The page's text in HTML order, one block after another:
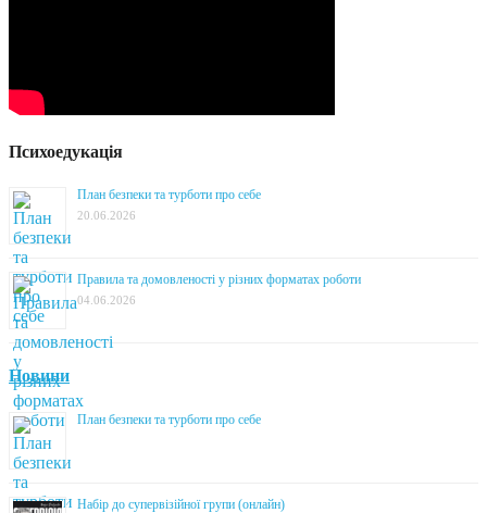
Психоедукація
План безпеки та турботи про себе
20.06.2026
Правила та домовленості у різних форматах роботи
04.06.2026
Новини
План безпеки та турботи про себе
Набір до супервізійної групи (онлайн)